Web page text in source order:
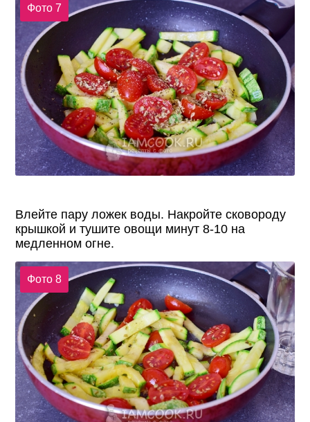
Фото 7
Влейте пару ложек воды. Накройте сковороду
крышкой и тушите овощи минут 8-10 на
медленном огне.
Фото 8